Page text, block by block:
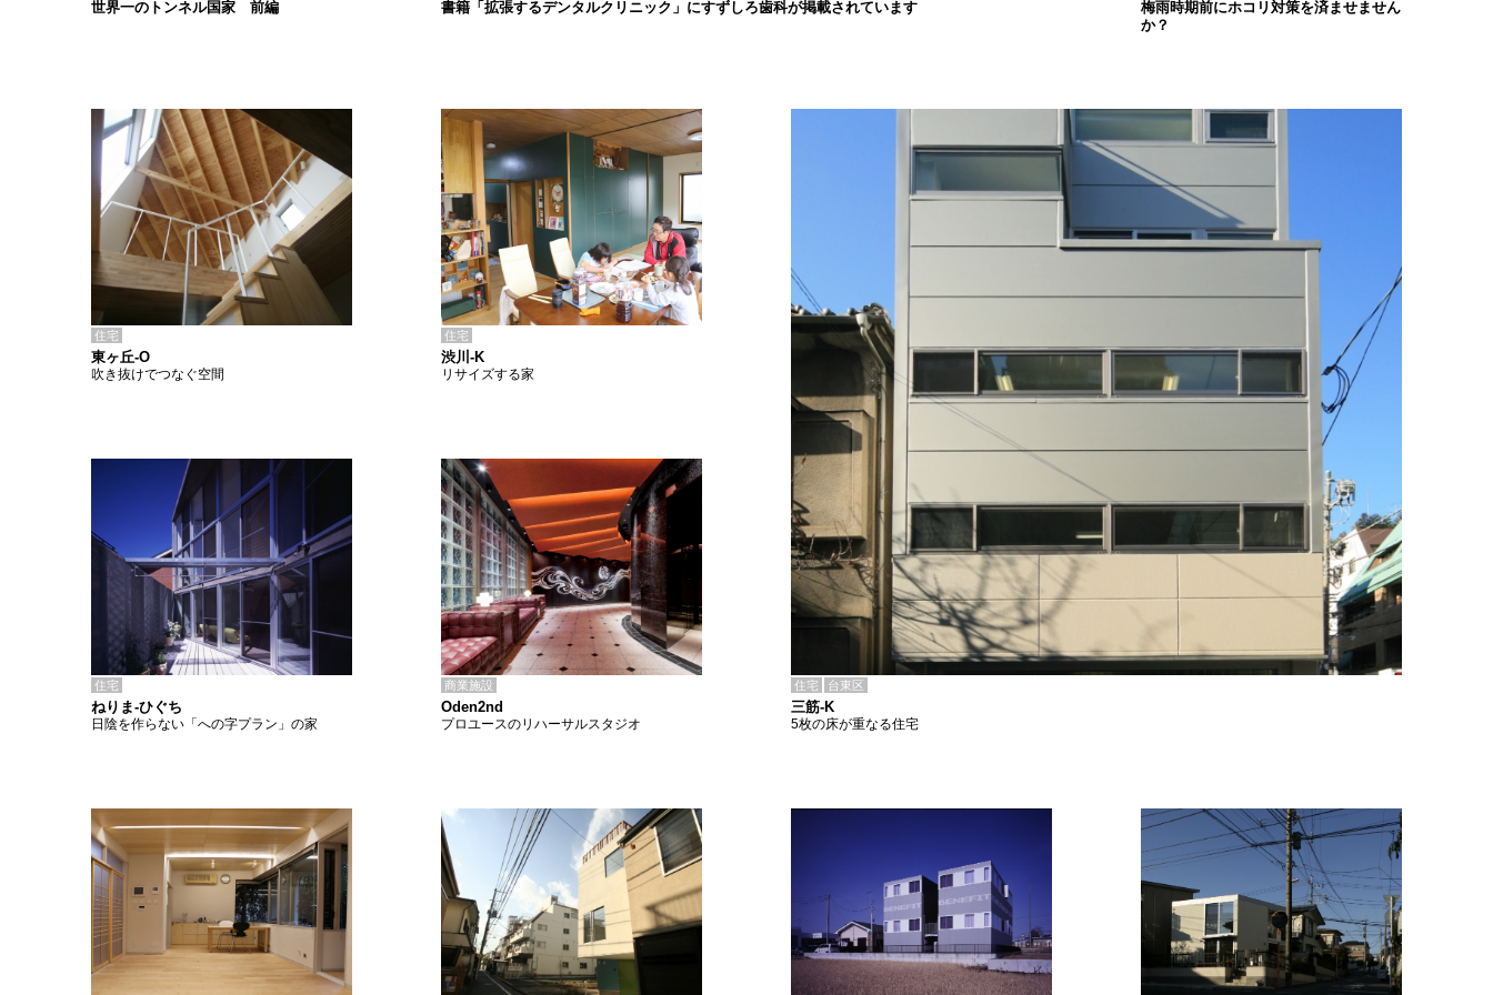
書籍「拡張するデンタルクリニック」にすずしろ歯科が掲載されています
世界一のトンネル国家 前編
梅雨時期前にホコリ対策を済ませません
か？
住宅
東ヶ丘-O
吹き抜けでつなぐ空間
住宅
渋川-K
リサイズする家
住宅
ねりま-ひぐち
日陰を作らない「への字プラン」の家
商業施設
Oden2nd
プロユースのリハーサルスタジオ
住宅 台東区
三筋-K
5枚の床が重なる住宅